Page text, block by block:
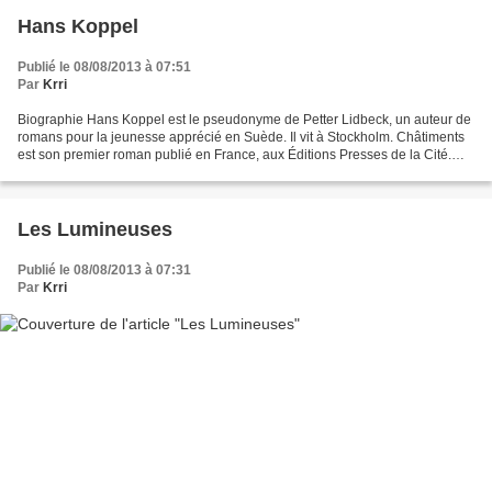
Hans Koppel
Publié le 08/08/2013 à 07:51
Par Krri
Biographie Hans Koppel est le pseudonyme de Petter Lidbeck, un auteur de
romans pour la jeunesse apprécié en Suède. Il vit à Stockholm. Châtiments
est son premier roman publié en France, aux Éditions Presses de la Cité.
Les Lumineuses
Publié le 08/08/2013 à 07:31
Par Krri